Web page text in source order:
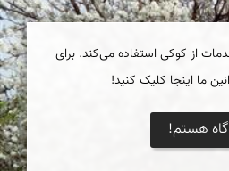
از کوکی استفاده می‌کند. برای
ما اینجا کلیک کنید!
هستم!